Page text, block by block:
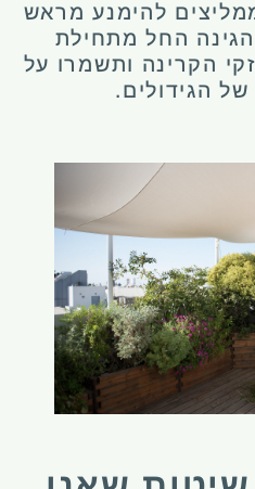
להימנע מראש
החל מתחילת
הקרינה ותשמרו על
הגידולים.